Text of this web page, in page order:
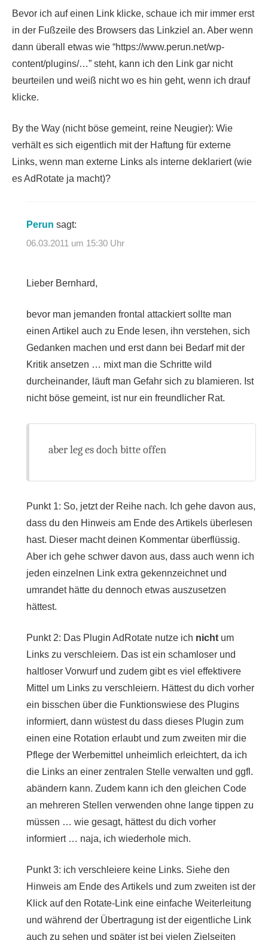
Bevor ich auf einen Link klicke, schaue ich mir immer erst
in der Fußzeile des Browsers das Linkziel an. Aber wenn
dann überall etwas wie “https://www.perun.net/wp-
content/plugins/…” steht, kann ich den Link gar nicht
beurteilen und weiß nicht wo es hin geht, wenn ich drauf
klicke.
By the Way (nicht böse gemeint, reine Neugier): Wie
verhält es sich eigentlich mit der Haftung für externe
Links, wenn man externe Links als interne deklariert (wie
es AdRotate ja macht)?
Perun sagt:
06.03.2011 um 15:30 Uhr
Lieber Bernhard,
bevor man jemanden frontal attackiert sollte man
einen Artikel auch zu Ende lesen, ihn verstehen, sich
Gedanken machen und erst dann bei Bedarf mit der
Kritik ansetzen … mixt man die Schritte wild
durcheinander, läuft man Gefahr sich zu blamieren. Ist
nicht böse gemeint, ist nur ein freundlicher Rat.
aber leg es doch bitte offen
Punkt 1: So, jetzt der Reihe nach. Ich gehe davon aus,
dass du den Hinweis am Ende des Artikels überlesen
hast. Dieser macht deinen Kommentar überflüssig.
Aber ich gehe schwer davon aus, dass auch wenn ich
jeden einzelnen Link extra gekennzeichnet und
umrandet hätte du dennoch etwas auszusetzen
hättest.
Punkt 2: Das Plugin AdRotate nutze ich nicht um
Links zu verschleiern. Das ist ein schamloser und
haltloser Vorwurf und zudem gibt es viel effektivere
Mittel um Links zu verschleiern. Hättest du dich vorher
ein bisschen über die Funktionswiese des Plugins
informiert, dann wüstest du dass dieses Plugin zum
einen eine Rotation erlaubt und zum zweiten mir die
Pflege der Werbemittel unheimlich erleichtert, da ich
die Links an einer zentralen Stelle verwalten und ggfl.
abändern kann. Zudem kann ich den gleichen Code
an mehreren Stellen verwenden ohne lange tippen zu
müssen … wie gesagt, hättest du dich vorher
informiert … naja, ich wiederhole mich.
Punkt 3: ich verschleiere keine Links. Siehe den
Hinweis am Ende des Artikels und zum zweiten ist der
Klick auf den Rotate-Link eine einfache Weiterleitung
und während der Übertragung ist der eigentliche Link
auch zu sehen und später ist bei vielen Zielseiten